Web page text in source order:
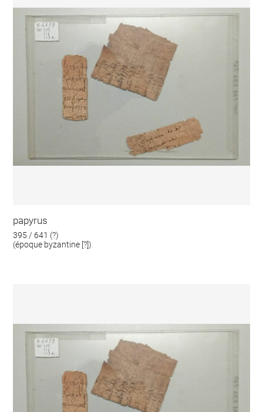
papyrus
395 / 641 (?)
(époque byzantine [?])